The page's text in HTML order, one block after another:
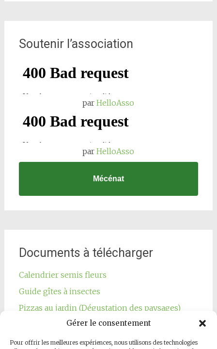
Gérer le consentement
Pour offrir les meilleures expériences, nous utilisons des technologies
Soutenir l’association
parHelloAsso
parHelloAsso
Mécénat
Documents à télécharger
Calendrier semis fleurs
Guide gîtes à insectes
Pizzas au jardin (Dégustation des paysages)